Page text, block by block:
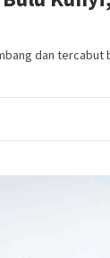
dan tercabut